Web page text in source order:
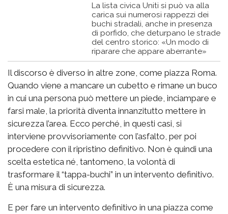
La lista civica Uniti si può va alla
carica sui numerosi rappezzi dei
buchi stradali, anche in presenza
di porfido, che deturpano le strade
del centro storico: «Un modo di
riparare che appare aberrante»
Il discorso è diverso in altre zone, come piazza Roma.
Quando viene a mancare un cubetto e rimane un buco
in cui una persona può mettere un piede, inciampare e
farsi male, la priorità diventa innanzitutto mettere in
sicurezza l’area. Ecco perché, in questi casi, si
interviene provvisoriamente con l’asfalto, per poi
procedere con il ripristino definitivo. Non è quindi una
scelta estetica né, tantomeno, la volontà di
trasformare il “tappa-buchi” in un intervento definitivo.
È una misura di sicurezza.
E per fare un intervento definitivo in una piazza come